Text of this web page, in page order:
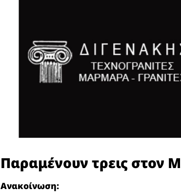
Παραμένουν τρεις στον
Ανακοίνωση: